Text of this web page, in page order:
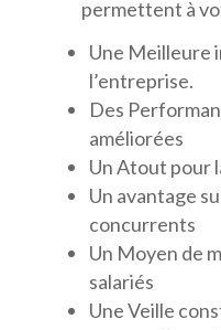
permettent à
Une Meilleure
l’entreprise.
Des
améliorées
Un Atout pour
Un avantage
concurrents
Un Moyen de
salariés
Une Veille